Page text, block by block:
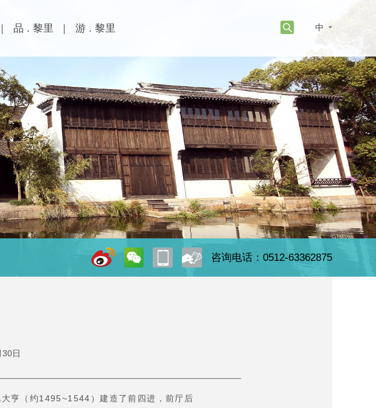
品 . 黎里 游 . 黎里 中
咨询电话：0512-63362875
日
亨（约1495~1544）建造了前四进，前厅后